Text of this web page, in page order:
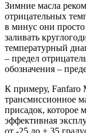
Зимние масла
отрицательных
в минус они
заливать
температурный
– предел
обозначения –
К примеру, Fanfaro
трансмиссионное
присадок, которое
эффективная